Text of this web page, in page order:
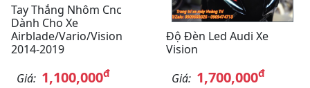
Tay Thắng Nhôm Cnc
Dành Cho Xe
Airblade/Vario/Vision
2014-2019
Giá: 1,100,000đ
Độ Đèn Led Audi Xe
Vision
Giá: 1,700,000đ